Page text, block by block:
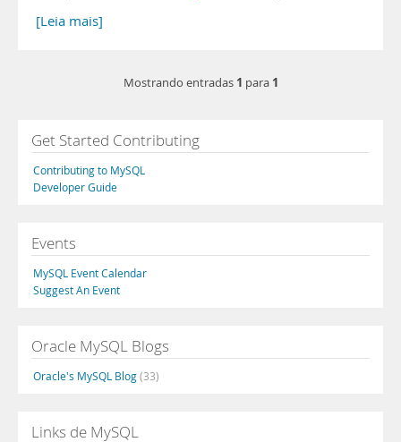
[Leia mais]
Mostrando entradas 1 para 1
Get Started Contributing
Contributing to MySQL
Developer Guide
Events
MySQL Event Calendar
Suggest An Event
Oracle MySQL Blogs
Oracle's MySQL Blog(33)
Links de MySQL